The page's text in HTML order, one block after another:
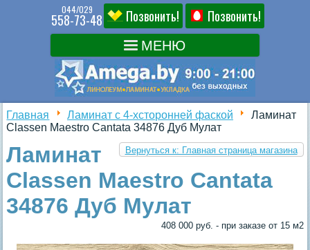
044/029
558-73-48 Позвонить! Позвонить!
Главная Ламинат с 4-хсторонней фаской
Ламинат
Classen Maestro Cantata 34876 Дуб Мулат
Вернуться к: Главная страница магазина
Ламинат
Classen Maestro Cantata
34876 Дуб Мулат
408 000 руб. - при заказе от 15 м2